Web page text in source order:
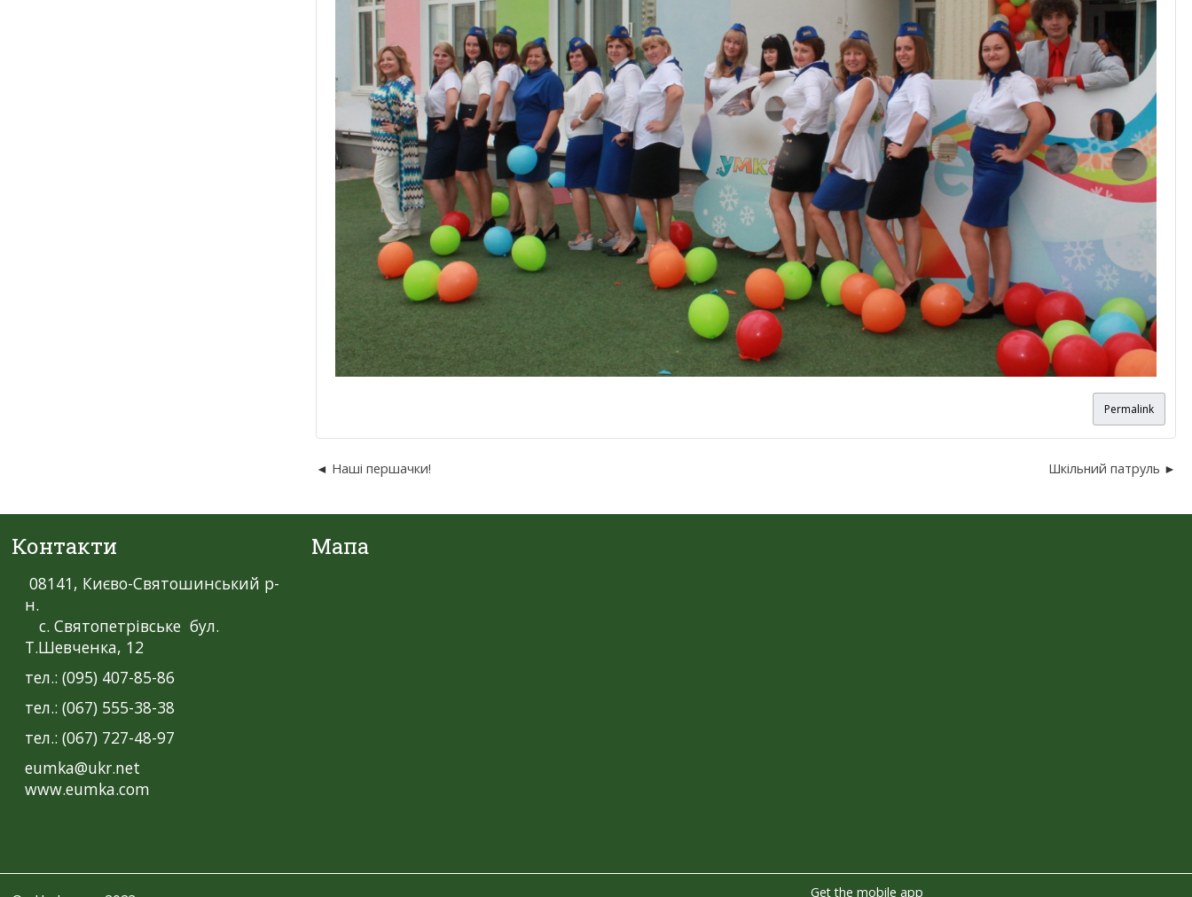
Permalink
Наші першачки! Шкільний патруль
Контакти
08141, Києво-Святошинський р-
н.
с. Святопетрівське бул.
Т.Шевченка, 12
тел.: (095) 407-85-86
тел.: (067) 555-38-38
тел.: (067) 727-48-97
eumka@ukr.net
www.eumka.com
Мапа
Get the mobile app